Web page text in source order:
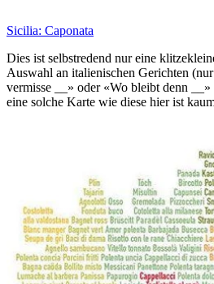
Sicilia: Caponata
Dies ist selbstredend nur eine
Auswahl an italienischen Gerichten
vermisse __» oder «Wo bleibt denn
eine solche Karte wie diese hier ist